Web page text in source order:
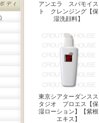
アンエラ スパモイス
ト クレンジング【保
湿洗顔料】
東京シアターダンスス
タジオ プロエス【保
湿ローション】【紫根
エキス】